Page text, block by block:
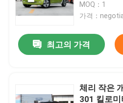
동영상
회사 소개
MOQ：1
가격：
최고의 가격
체리 작은
301 킬로미